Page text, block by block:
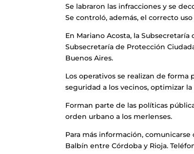
Se labraron las infracciones y se
Se controló, además, el correcto
En Mariano Acosta, la
Subsecretaría de Protección
Buenos Aires.
Los operativos se realizan de
seguridad a los vecinos, optimizar
Forman parte de las políticas
orden urbano a los merlenses.
Para más información,
Balbín entre Córdoba y Rioja.